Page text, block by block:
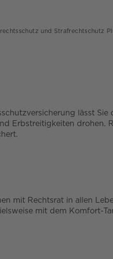
und Strafrechtschutz
lässt Sie
Erbstreitigkeiten drohen.
mit Rechtsrat in allen
mit dem Komfort-